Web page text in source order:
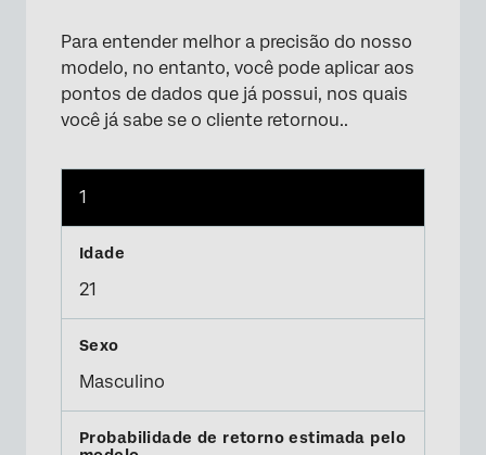
Para entender melhor a precisão do nosso
modelo, no entanto, você pode aplicar aos
pontos de dados que já possui, nos quais
você já sabe se o cliente retornou..
1
21
Masculino